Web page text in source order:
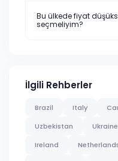
Bu ülkede fiyat
seçmeliyim?
İlgili Rehberler
Brazil Italy
Uzbekistan
Ukraine
Ireland